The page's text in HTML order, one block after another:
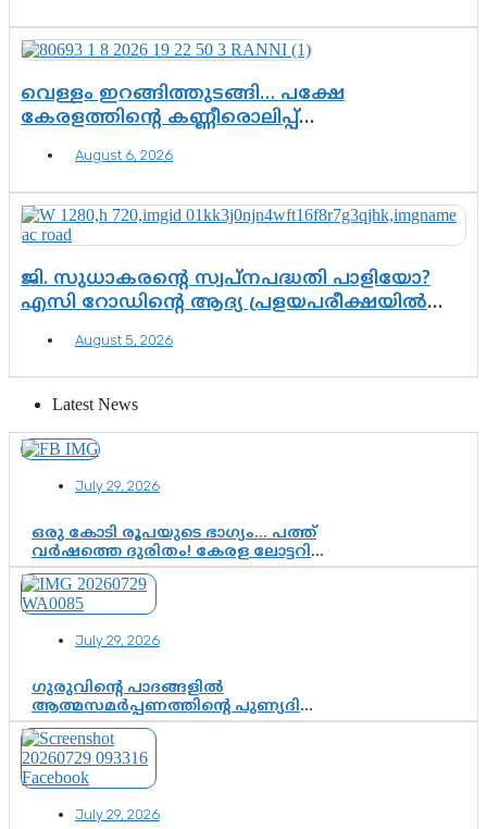
വെള്ളം ഇറങ്ങിത്തുടങ്ങി… പക്ഷേ
കേരളത്തിന്റെ കണ്ണീരൊലിപ്പ്
August 6, 2026
ജി. സുധാകരന്റെ സ്വപ്നപദ്ധതി പാളിയോ?
എസി റോഡിന്റെ ആദ്യ പ്രളയപരീക്ഷയിൽ
August 5, 2026
Latest News
July 29, 2026
ഒരു കോടി രൂപയുടെ ഭാഗ്യം… പത്ത്
വർഷത്തെ ദുരിതം! കേരള ലോട്ടറി
സംവിധാനത്തെ ചോദ്യം ചെയ്ത്
കോയയുടെ പോരാട്ടം
July 29, 2026
ഗുരുവിന്റെ പാദങ്ങളിൽ
ആത്മസമർപ്പണത്തിന്റെ പുണ്യദിനം;
മാതാ അമൃതാനന്ദമയി മഠത്തിൽ
ഭക്തിസാന്ദ്രമായി ഗുരുപൂർണിമ
ആഘോഷം
July 29, 2026